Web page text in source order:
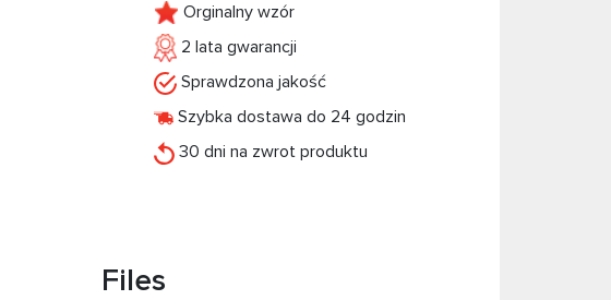
Orginalny wzór
2 lata gwarancji
Sprawdzona jakość
Szybka dostawa do 24 godzin
30 dni na zwrot produktu
Files